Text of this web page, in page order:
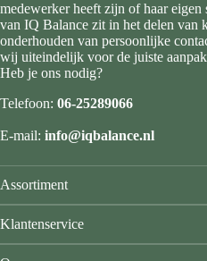
medewerker heeft zijn of haar eigen
van IQ Balance zit in het delen van
onderhouden van persoonlijke
wij uiteindelijk voor de juiste
Heb je ons nodig?
Telefoon: 06-25289066
E-mail: info@iqbalance.nl
Assortiment
Klantenservice